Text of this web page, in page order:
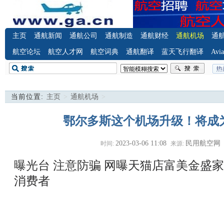
主页 通航新闻 通航公司 通航制造 通航财经 通航机场 通
航空论坛 航空人才网 航空词典 通航翻译 蓝天飞行翻译
当前位置: 主页 > 通航机场 >
鄂尔多斯这个机场升级！将成
时间: 2023-03-06 11:08 来源: 民用航空网
曝光台 注意防骗 网曝天猫店富美金盛
消费者